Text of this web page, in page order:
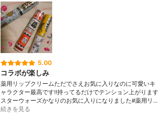
5.00
コラボが楽しみ
薬用リップクリームただでさえお気に入りなのに可愛いキ
ャラクター最高です!!持ってるだけでテンション上がります
スターウォーズかなりのお気に入りになりました#薬用リ…
続きを見る